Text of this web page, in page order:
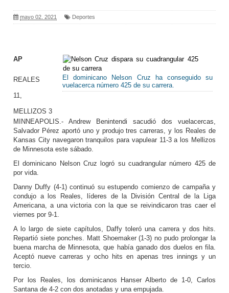
mayo 02, 2021 Deportes
El dominicano Nelson Cruz ha conseguido su
vuelacerca número 425 de su carrera.
AP
REALES
11,
MELLIZOS 3
MINNEAPOLIS.- Andrew Benintendi sacudió dos vuelacercas,
Salvador Pérez aportó uno y produjo tres carreras, y los Reales de
Kansas City navegaron tranquilos para vapulear 11-3 a los Mellizos
de Minnesota este sábado.
El dominicano Nelson Cruz logró su cuadrangular número 425 de
por vida.
Danny Duffy (4-1) continuó su estupendo comienzo de campaña y
condujo a los Reales, líderes de la División Central de la Liga
Americana, a una victoria con la que se reivindicaron tras caer el
viernes por 9-1.
A lo largo de siete capítulos, Daffy toleró una carrera y dos hits.
Repartió siete ponches. Matt Shoemaker (1-3) no pudo prolongar la
buena marcha de Minnesota, que había ganado dos duelos en fila.
Aceptó nueve carreras y ocho hits en apenas tres innings y un
tercio.
Por los Reales, los dominicanos Hanser Alberto de 1-0, Carlos
Santana de 4-2 con dos anotadas y una empujada.